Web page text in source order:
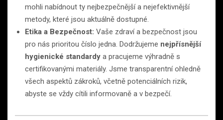
mohli nabídnout ty nejbezpečnější a nejefektivnější
metody, které jsou aktuálně dostupné.
Etika a Bezpečnost: Vaše zdraví a bezpečnost jsou
pro nás prioritou číslo jedna. Dodržujeme nejpřísnější
hygienické standardy a pracujeme výhradně s
certifikovanými materiály. Jsme transparentní ohledně
všech aspektů zákroků, včetně potenciálních rizik,
abyste se vždy cítili informovaně a v bezpečí.